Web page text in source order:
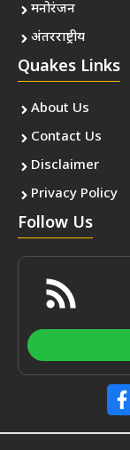
मनोरंजन
अंतरराष्ट्रीय
Quakes Links
About Us
Contact Us
Disclaimer
Privacy Policy
Follow Us